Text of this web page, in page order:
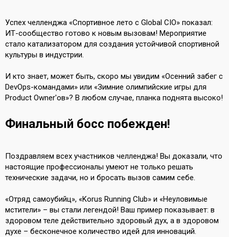
Успех челленджа «Спортивное лето с Global CIO» показал:
ИТ-сообщество готово к новым вызовам! Мероприятие
стало катализатором для создания устойчивой спортивной
культуры в индустрии.
И кто знает, может быть, скоро мы увидим «Осенний забег с
DevOps-командами» или «Зимние олимпийские игры для
Product Owner'ов»? В любом случае, планка поднята высоко!
Финальный босс побежден!
Поздравляем всех участников челленджа! Вы доказали, что
настоящие профессионалы умеют не только решать
технические задачи, но и бросать вызов самим себе.
«Отряд самоубийц», «Korus Running Club» и «Неуловимые
мстители» – вы стали легендой! Ваш пример показывает: в
здоровом теле действительно здоровый дух, а в здоровом
духе – бесконечное количество идей для инноваций.